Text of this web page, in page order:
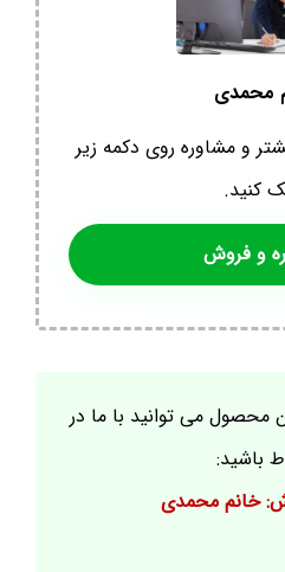
محمدی
و مشاوره روی دکمه زیر
کنید.
و فروش
می توانید با ما در
باشید:
خانم محمدی